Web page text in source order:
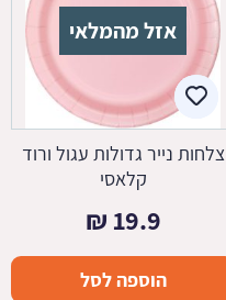
אזל מהמלאי
צלחות נייר גדולות עגול ורוד
קלאסי
19.9
₪
הוספה לסל